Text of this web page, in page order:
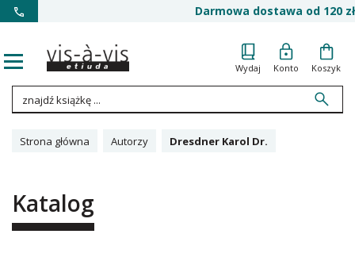
Darmowa dostawa od 120 zł
Wydaj Konto Koszyk
Strona główna Autorzy Dresdner Karol Dr.
Katalog